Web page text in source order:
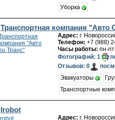
Уборка
Транспортная компания "Авто
Адрес: г.
Телефон: +7 (988)
Часы работы: пн-
Фотографий: 1
Отзывов: 0
Эвакуаторы
Транспортные
Irobot
Адрес: г.